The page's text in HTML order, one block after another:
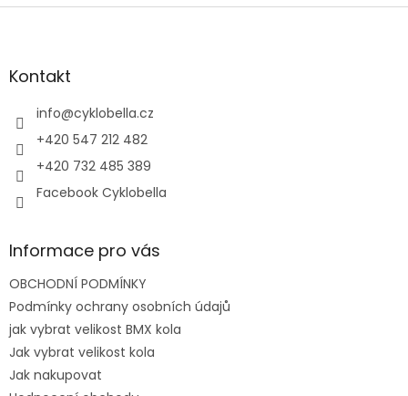
Z
aKontakt
info@cyklobella.cz
+420 547 212 482
+420 732 485 389
Facebook Cyklobella
Informace pro vás
OBCHODNÍ PODMÍNKY
Podmínky ochrany osobních údajů
jak vybrat velikost BMX kola
Jak vybrat velikost kola
Jak nakupovat